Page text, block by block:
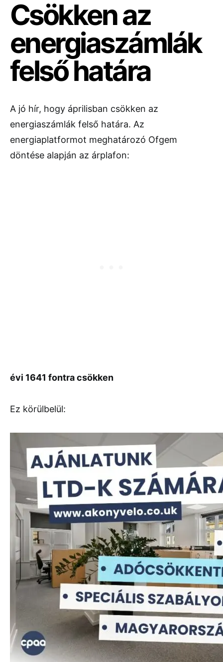
Csökken az
energiaszámlák
felső határa
A jó hír, hogy áprilisban csökken az
energiaszámlák felső határa. Az
energiaplatformot meghatározó Ofgem
döntése alapján az árplafon:
évi 1641 fontra csökken
Ez körülbelül: